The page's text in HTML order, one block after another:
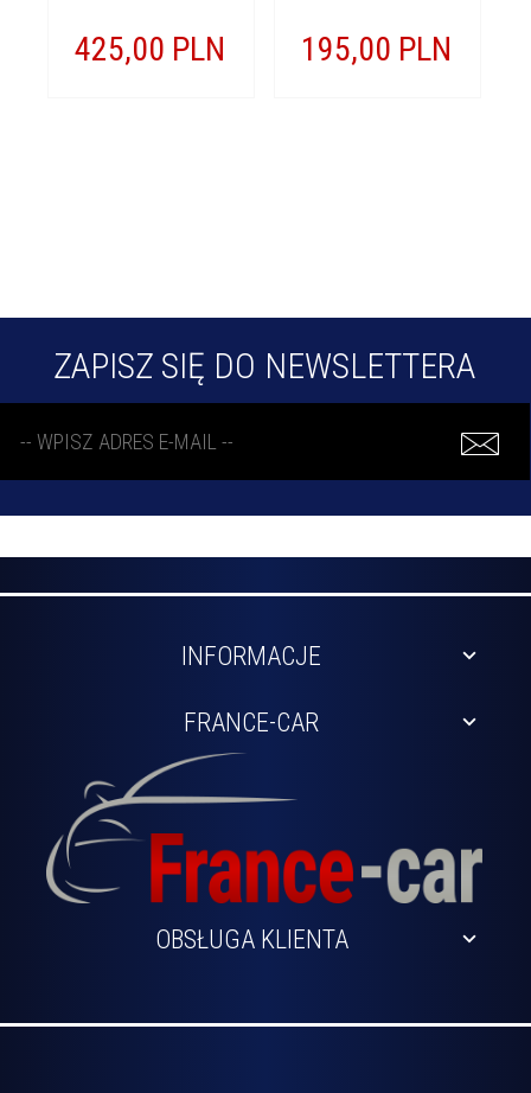
425,00 PLN 195,00 PLN
ZAPISZ SIĘ DO NEWSLETTERA
INFORMACJE
FRANCE-CAR
OBSŁUGA KLIENTA